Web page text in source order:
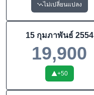
ไม่เปลี่ยนแปลง
15 กุมภาพันธ์ 2554
19,900
+50